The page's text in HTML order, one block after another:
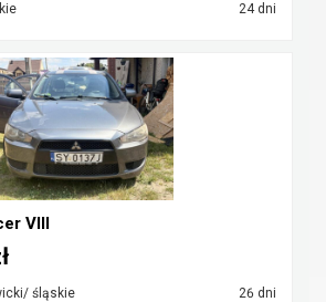
24 dni
VIII
śląskie 26 dni